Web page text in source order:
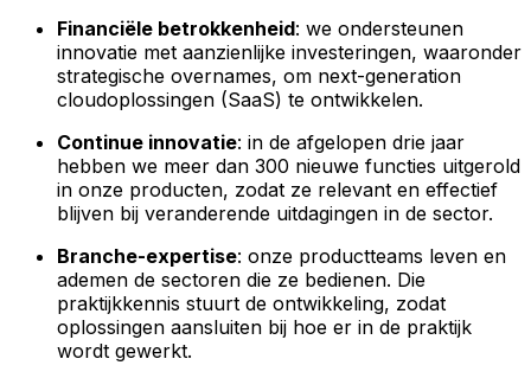
Financiële betrokkenheid: we ondersteunen
innovatie met aanzienlijke investeringen, waaronder
strategische overnames, om next-generation
cloudoplossingen (SaaS) te ontwikkelen.
Continue innovatie: in de afgelopen drie jaar
hebben we meer dan 300 nieuwe functies uitgerold
in onze producten, zodat ze relevant en effectief
blijven bij veranderende uitdagingen in de sector.
Branche-expertise: onze productteams leven en
ademen de sectoren die ze bedienen. Die
praktijkkennis stuurt de ontwikkeling, zodat
oplossingen aansluiten bij hoe er in de praktijk
wordt gewerkt.